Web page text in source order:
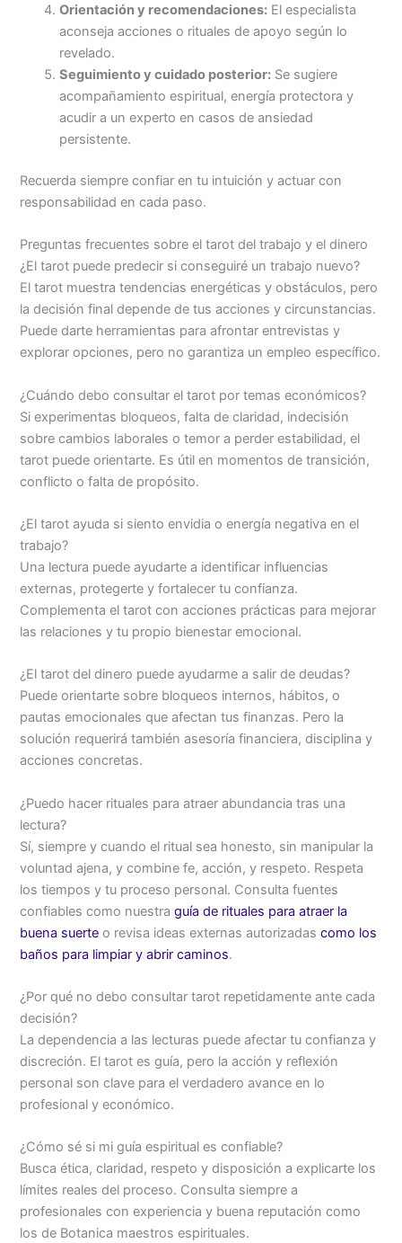
Orientación y recomendaciones: El especialista
aconseja acciones o rituales de apoyo según lo
revelado.
Seguimiento y cuidado posterior: Se sugiere
acompañamiento espiritual, energía protectora y
acudir a un experto en casos de ansiedad
persistente.
Recuerda siempre confiar en tu intuición y actuar con
responsabilidad en cada paso.
Preguntas frecuentes sobre el tarot del trabajo y el dinero
¿El tarot puede predecir si conseguiré un trabajo nuevo?
El tarot muestra tendencias energéticas y obstáculos, pero
la decisión final depende de tus acciones y circunstancias.
Puede darte herramientas para afrontar entrevistas y
explorar opciones, pero no garantiza un empleo específico.
¿Cuándo debo consultar el tarot por temas económicos?
Si experimentas bloqueos, falta de claridad, indecisión
sobre cambios laborales o temor a perder estabilidad, el
tarot puede orientarte. Es útil en momentos de transición,
conflicto o falta de propósito.
¿El tarot ayuda si siento envidia o energía negativa en el
trabajo?
Una lectura puede ayudarte a identificar influencias
externas, protegerte y fortalecer tu confianza.
Complementa el tarot con acciones prácticas para mejorar
las relaciones y tu propio bienestar emocional.
¿El tarot del dinero puede ayudarme a salir de deudas?
Puede orientarte sobre bloqueos internos, hábitos, o
pautas emocionales que afectan tus finanzas. Pero la
solución requerirá también asesoría financiera, disciplina y
acciones concretas.
¿Puedo hacer rituales para atraer abundancia tras una
lectura?
Sí, siempre y cuando el ritual sea honesto, sin manipular la
voluntad ajena, y combine fe, acción, y respeto. Respeta
los tiempos y tu proceso personal. Consulta fuentes
confiables como nuestraguía de rituales para atraer la
buena suerte o revisa ideas externas autorizadascomo los
baños para limpiar y abrir caminos.
¿Por qué no debo consultar tarot repetidamente ante cada
decisión?
La dependencia a las lecturas puede afectar tu confianza y
discreción. El tarot es guía, pero la acción y reflexión
personal son clave para el verdadero avance en lo
profesional y económico.
¿Cómo sé si mi guía espiritual es confiable?
Busca ética, claridad, respeto y disposición a explicarte los
límites reales del proceso. Consulta siempre a
profesionales con experiencia y buena reputación como
los de Botanica maestros espirituales.